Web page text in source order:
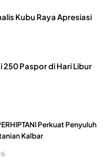
Kubu Raya Apresiasi
Paspor di Hari Libur
Perkuat Penyuluh
Kalbar